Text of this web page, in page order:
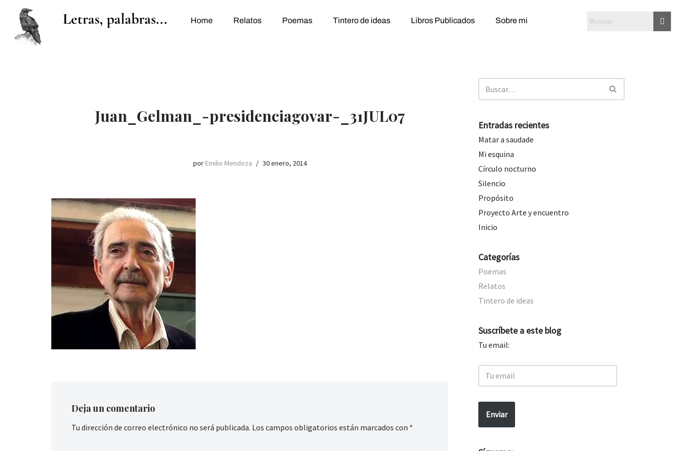
Saltar
contenido
Letras, palabras... Home Relatos Poemas Tintero de ideas Libros Publicados Sobre mi
Juan_Gelman_-presidenciagovar-_31JUL07
por Emilio Mendoza 30 enero, 2014
Deja un comentario
Tu dirección de correo electrónico no será publicada. Los campos obligatorios están marcados con *
Entradas recientes
Matar a saudade
Mi esquina
Círculo nocturno
Silencio
Propósito
Proyecto Arte y encuentro
Inicio
Categorías
Poemas
Relatos
Tintero de ideas
Suscríbete a este blog
Tu email:
Enviar